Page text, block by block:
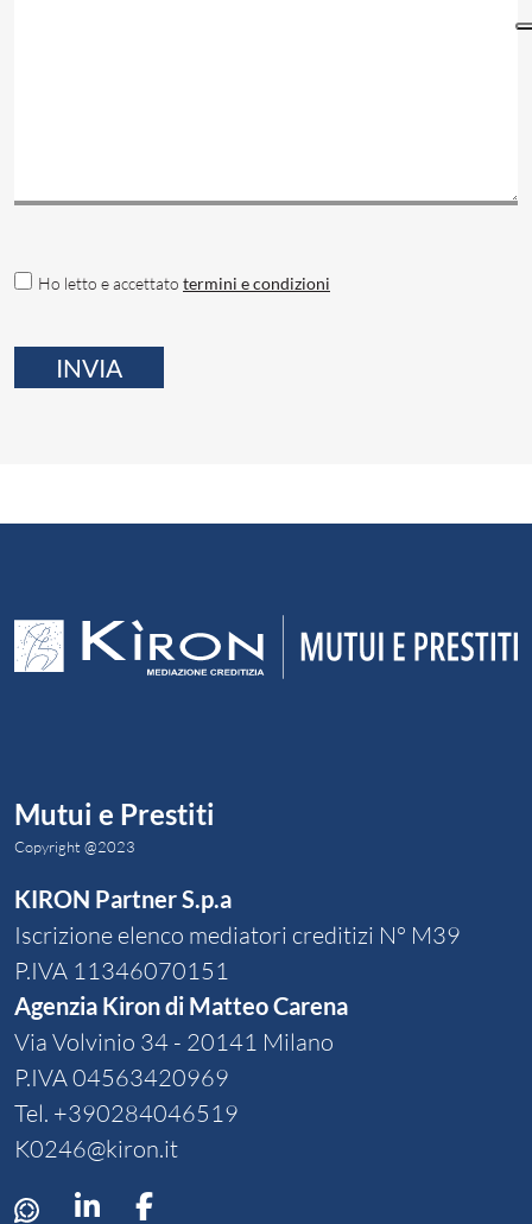
Ho letto e accettato termini e condizioni
Mutui e Prestiti
Copyright @2023
KIRON Partner S.p.a
Iscrizione elenco mediatori creditizi N° M39
P.IVA 11346070151
Agenzia Kiron di Matteo Carena
Via Volvinio 34 - 20141 Milano
P.IVA 04563420969
Tel. +390284046519
K0246@kiron.it